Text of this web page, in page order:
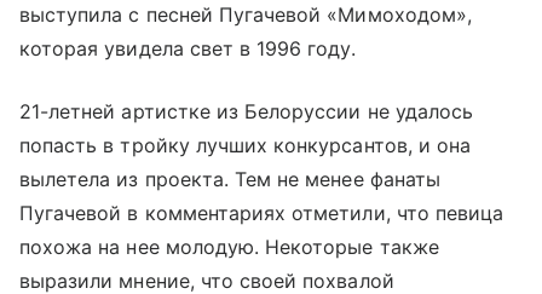
выступила с песней Пугачевой «Мимоходом»,
которая увидела свет в 1996 году.
21-летней артистке из Белоруссии не удалось
попасть в тройку лучших конкурсантов, и она
вылетела из проекта. Тем не менее фанаты
Пугачевой в комментариях отметили, что певица
похожа на нее молодую. Некоторые также
выразили мнение, что своей похвалой